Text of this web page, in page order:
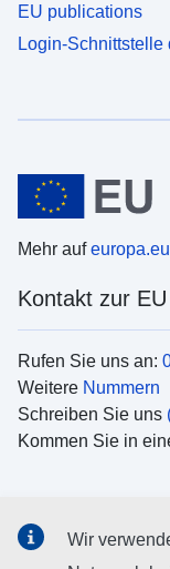
EU publications
Login-
Mehr aufeuropa.eu
Kontakt zur EU
Rufen Sie uns an:
Weitere Nummern
Schreiben Sie uns
Kommen Sie in
Wir